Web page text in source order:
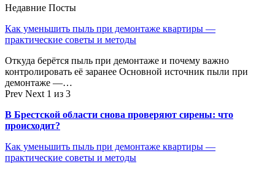
Недавние Посты
Как уменьшить пыль при демонтаже квартиры —
практические советы и методы
Откуда берётся пыль при демонтаже и почему важно
контролировать её заранее Основной источник пыли при
демонтаже —…
Prev Next 1 из 3
В Брестской области снова проверяют сирены: что
происходит?
Как уменьшить пыль при демонтаже квартиры —
практические советы и методы